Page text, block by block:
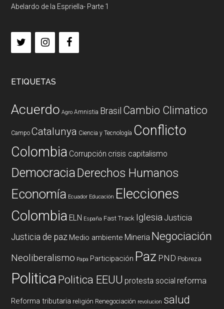
Abelardo de la Espriella- Parte 1
ETIQUETAS
Acuerdo Agro Amnistia Brasil Cambio Climatico
Campo Catalunya Ciencia y Tecnología Conflicto
Colombia Corrupción crisis capitalismo
DemocraciaDerechos Humanos
Economía Ecuador Educación Elecciones
Colombia ELN España Fast Track Iglesia Justicia
Justicia de paz Medio ambiente Mineria Negociación
Neoliberalismo Papa Participación Paz PND Pobreza
PoliticaPolitica EEUU protesta social reforma
Reforma tributaria religión Renegociación revolucion salud